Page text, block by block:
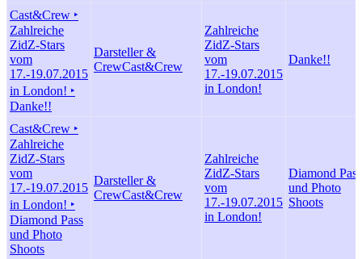
Cast&Crew ‣
Zahlreiche
ZidZ-Stars
vom
17.-19.07.2015
in London! ‣
Danke!!
Darsteller &
CrewCast&Crew
Zahlreiche
ZidZ-Stars
vom
17.-19.07.2015
in London!
Danke!!
Cast&Crew ‣
Zahlreiche
ZidZ-Stars
vom
17.-19.07.2015
in London! ‣
Diamond Pass
und Photo
Shoots
Darsteller &
CrewCast&Crew
Zahlreiche
ZidZ-Stars
vom
17.-19.07.2015
in London!
Diamond Pass
und Photo
Shoots